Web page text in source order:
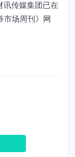
讯传媒集团已在
市场周刊》网